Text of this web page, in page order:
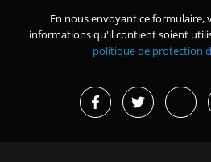
En nous envoyant ce formulaire,
informations qu'il contient soient
politique de protection